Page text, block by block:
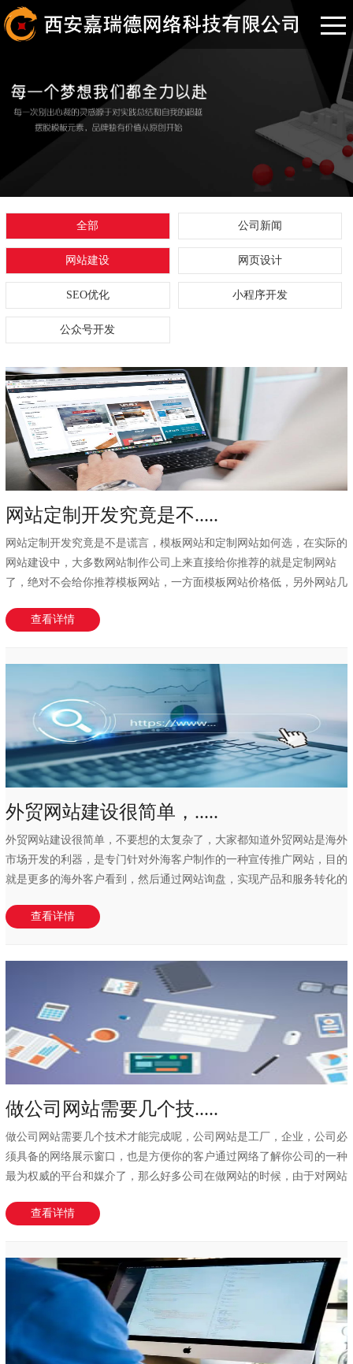
全部 公司新闻
网站建设 网页设计
SEO优化 小程序开发
公众号开发
网站定制开发究竟是不.....
网站定制开发究竟是不是谎言，模板网站和定制网站如何选，在实际的
网站建设中，大多数网站制作公司上来直接给你推荐的就是定制网站
了，绝对不会给你推荐模板网站，一方面模板网站价格低，另外网站几
查看详情
外贸网站建设很简单，.....
外贸网站建设很简单，不要想的太复杂了，大家都知道外贸网站是海外
市场开发的利器，是专门针对外海客户制作的一种宣传推广网站，目的
就是更多的海外客户看到，然后通过网站询盘，实现产品和服务转化的
查看详情
做公司网站需要几个技.....
做公司网站需要几个技术才能完成呢，公司网站是工厂，企业，公司必
须具备的网络展示窗口，也是方便你的客户通过网络了解你公司的一种
最为权威的平台和媒介了，那么好多公司在做网站的时候，由于对网站
查看详情